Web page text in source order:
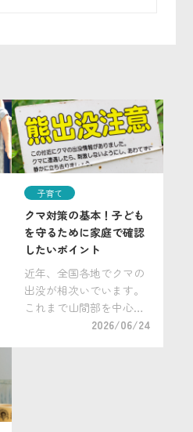
子育て
クマ対策の基本！子ども
を守るために家庭で確認
したいポイント
近年、全国各地でクマの
出没が相次いでいます。
これまで山間部を中心に
生息すると考えられてい
2026/06/24